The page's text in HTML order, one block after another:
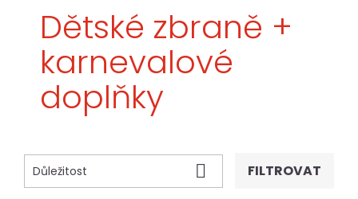
Dětské zbraně +
karnevalové
doplňky
Důležitost  FILTROVAT